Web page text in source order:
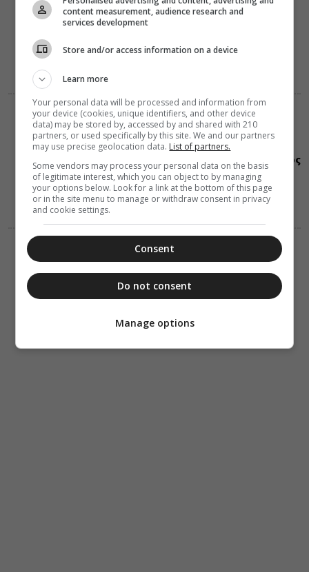
Αν θέλει ο
ΔΙΑΛΟΓΟΣ
08 Αυγούστου 2026
11:55
Η Παναγία μας
ως μυσταγωγός
Θεού και
ανθρώπων
ΔΙΑΦΟΡΑ
08 Αυγούστου 2026
Ο άγγελος και
content measurement, audience research and
services development
Store and/or access information on a device
Learn more
Your personal data will be processed and information from
your device (cookies, unique identifiers, and other device
data) may be stored by, accessed by and shared with 210
partners, or used specifically by this site. We and our partners
may use precise geolocation data. List of partners.
Some vendors may process your personal data on the basis
of legitimate interest, which you can object to by managing
your options below. Look for a link at the bottom of this page
or in the site menu to manage or withdraw consent in privacy
and cookie settings.
Consent
Do not consent
Manage options